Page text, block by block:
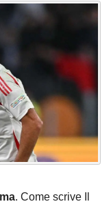
. Come scrive Il